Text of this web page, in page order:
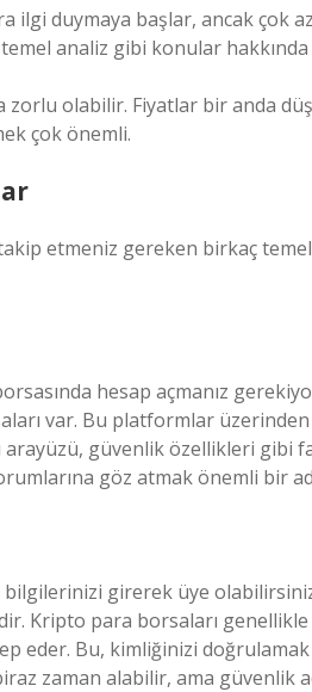
duymaya başlar, ancak çok
analiz gibi konular
zorlu olabilir. Fiyatlar bir anda
çok önemli.
etmeniz gereken birkaç temel
hesap açmanız
var. Bu platformlar
arayüzü, güvenlik özellikleri gibi
göz atmak önemli bir
girerek üye
Kripto para borsaları genellikle
eder. Bu, kimliğinizi
zaman alabilir, ama güvenlik